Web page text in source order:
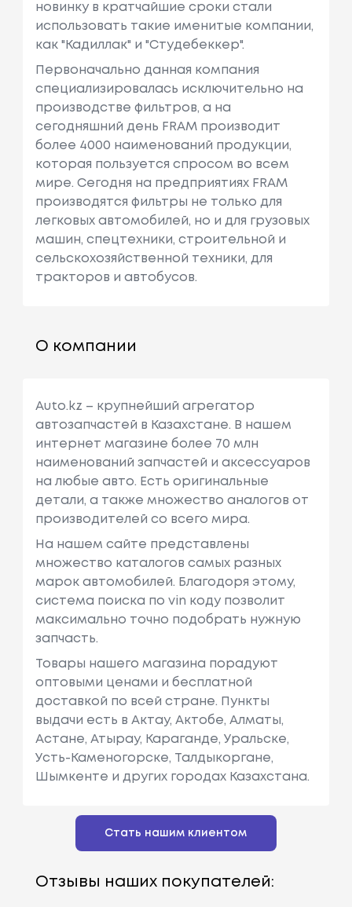
новинку в кратчайшие сроки стали
использовать такие именитые компании,
как "Кадиллак" и "Студебеккер".
Первоначально данная компания
специализировалась исключительно на
производстве фильтров, а на
сегодняшний день FRAM производит
более 4000 наименований продукции,
которая пользуется спросом во всем
мире. Сегодня на предприятиях FRAM
производятся фильтры не только для
легковых автомобилей, но и для грузовых
машин, спецтехники, строительной и
сельскохозяйственной техники, для
тракторов и автобусов.
О компании
Auto.kz – крупнейший агрегатор
автозапчастей в Казахстане. В нашем
интернет магазине более 70 млн
наименований запчастей и аксессуаров
на любые авто. Есть оригинальные
детали, а также множество аналогов от
производителей со всего мира.
На нашем сайте представлены
множество каталогов самых разных
марок автомобилей. Благодоря этому,
система поиска по vin коду позволит
максимально точно подобрать нужную
запчасть.
Товары нашего магазина порадуют
оптовыми ценами и бесплатной
доставкой по всей стране. Пункты
выдачи есть в Актау, Актобе, Алматы,
Астане, Атырау, Караганде, Уральске,
Усть-Каменогорске, Талдыкоргане,
Шымкенте и других городах Казахстана.
Стать нашим клиентом
Отзывы наших покупателей: